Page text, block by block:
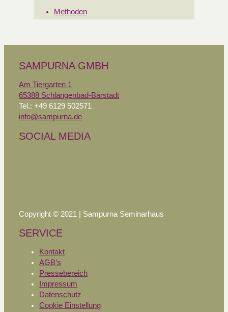
Methoden
SAMPURNA GMBH
Am Tiergarten 1
65388 Schlangenbad-Bärstadt
Tel.: +49 6129 502571
info@sampurna.de
SOCIAL MEDIA
Copyright © 2021 | Sampurna Seminarhaus
SERVICE
Kontakt
AGB’s
Pressebereich
Impressum
Datenschutz
Cookie Einstellung